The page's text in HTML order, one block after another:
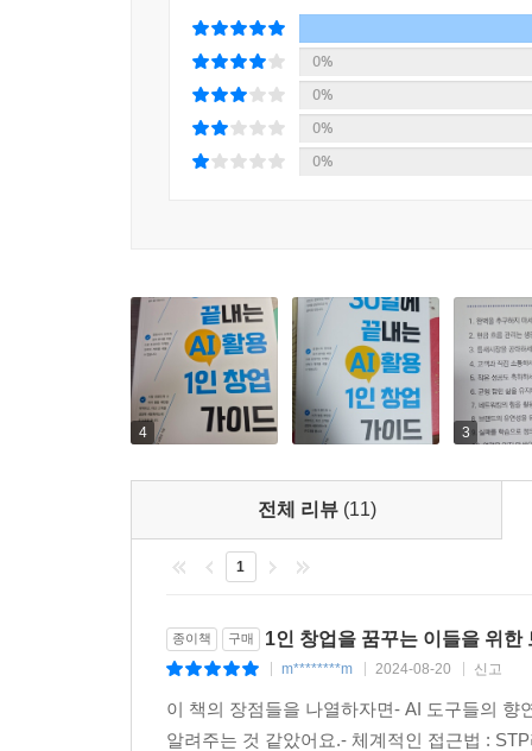
0%
0%
0%
0%
4 3
전체 리뷰 (11)
1
종이책 구매 1인 창업을 꿈꾸는 이들을 위한
m********m 2024-08-20 신고
이 책의 장점들을 나열하자면- AI 도구들의
알려주는 것 같았어요.- 체계적인 접근법 :